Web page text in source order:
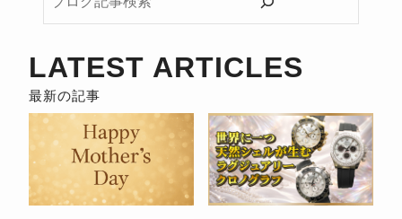
ロ
記
事
検
索
LATEST ARTICLES